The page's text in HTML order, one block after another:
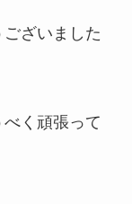
ざいました
く頑張って